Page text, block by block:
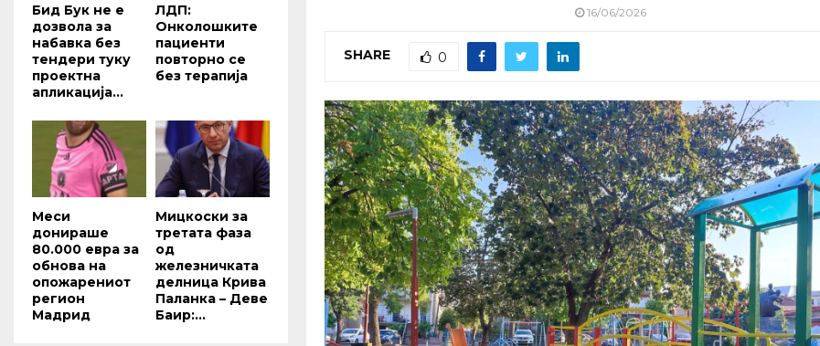
16/06/2026
SHARE 0
Бид Бук не е
дозвола за
набавка без
тендери туку
проектна
апликација...
ЛДП:
Oнколошките
пациенти
повторно се
без терапија
Меси
донираше
80.000 евра за
обнова на
опожарениот
регион
Мадрид
Мицкоски за
третата фаза
од
железничката
делница Крива
Паланка – Деве
Баир:...